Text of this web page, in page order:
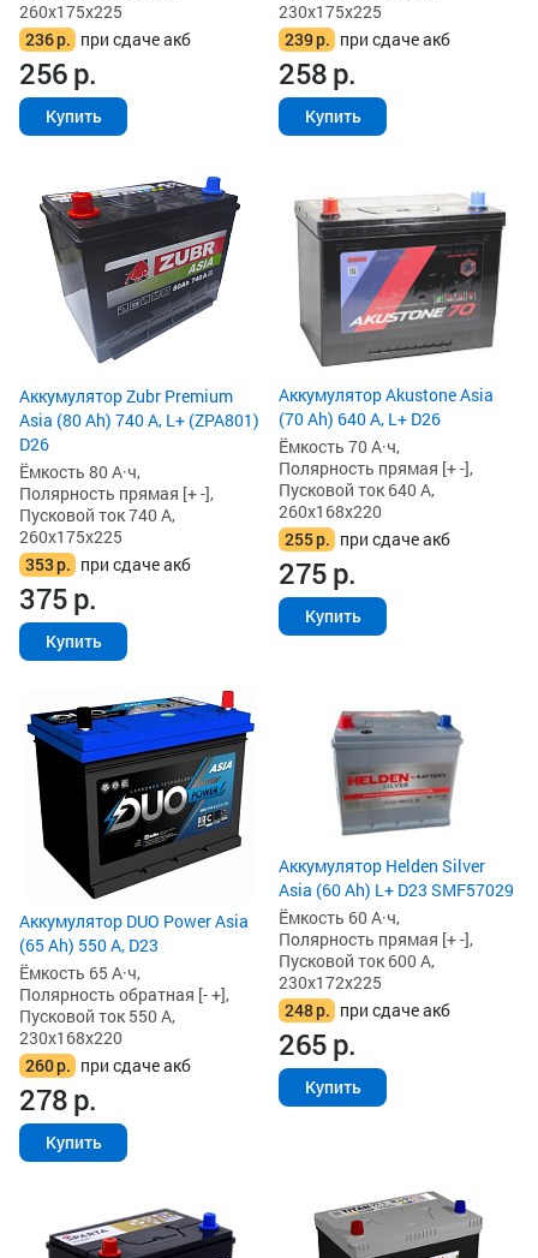
260x175x225
236р. при сдаче акб
256р.
Купить
230x175x225
239р. при сдаче акб
258р.
Купить
Аккумулятор Zubr Premium
Asia (80 Ah) 740 А, L+ (ZPA801)
D26
Ёмкость 80 А·ч,
Полярность прямая [+ -],
Пусковой ток 740 А,
260x175x225
353р. при сдаче акб
375р.
Купить
Аккумулятор Akustone Asia
(70 Ah) 640 А, L+ D26
Ёмкость 70 А·ч,
Полярность прямая [+ -],
Пусковой ток 640 А,
260x168x220
255р. при сдаче акб
275р.
Купить
Аккумулятор DUO Power Asia
(65 Ah) 550 А, D23
Ёмкость 65 А·ч,
Полярность обратная [- +],
Пусковой ток 550 А,
230x168x220
260р. при сдаче акб
278р.
Купить
Аккумулятор Helden Silver
Asia (60 Ah) L+ D23 SMF57029
Ёмкость 60 А·ч,
Полярность прямая [+ -],
Пусковой ток 600 А,
230x172x225
248р. при сдаче акб
265р.
Купить